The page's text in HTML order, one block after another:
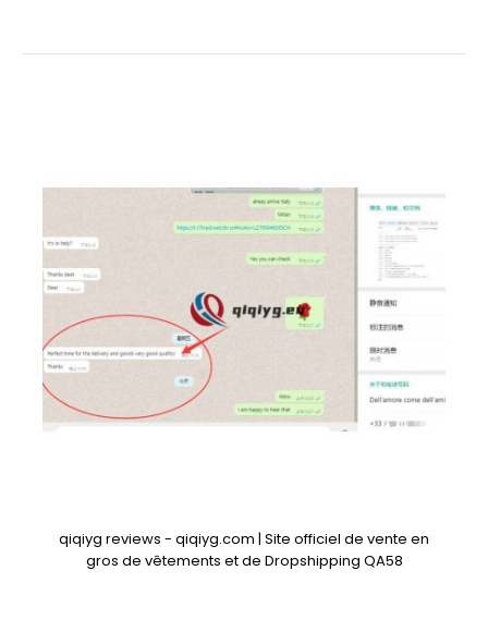
qiqiyg reviews - qiqiyg.com | Site officiel de vente en
gros de vêtements et de Dropshipping QA58